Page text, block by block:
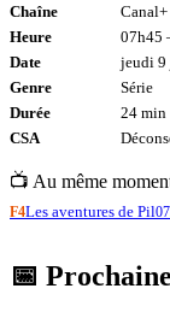
Chaîne
Canal+
Heure
07h45
Date
jeudi
Genre
Série
Durée
24 min
CSA
📺 Au même
F4Les aventures de Pil
📅